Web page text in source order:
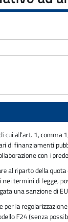
cui all'art. 1, comma
di finanziamenti
con i
al riparto della
termini di legge,
una sanzione di
la
F24 (senza